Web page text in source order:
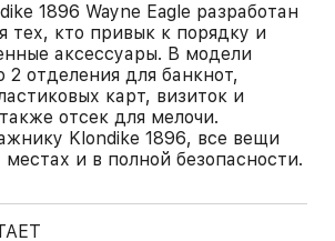
1896 Wayne Eagle разработан
тех, кто привык к порядку и
аксессуары. В модели
2 отделения для банкнот,
карт, визиток и
отсек для мелочи.
Klondike 1896, все вещи
и в полной безопасности.